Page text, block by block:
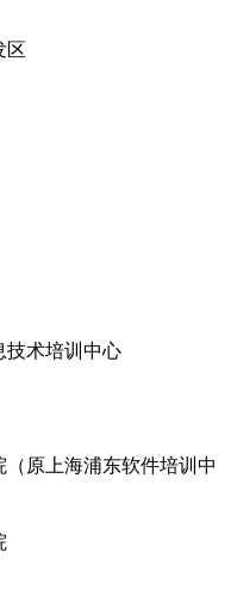
区
术培训中心
原上海浦东软件培训中